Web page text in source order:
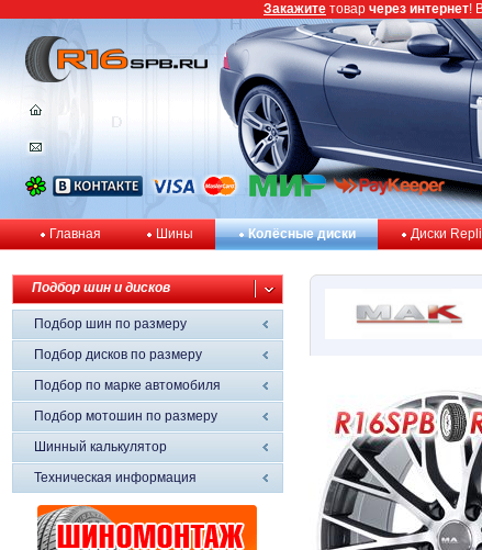
Главная Шины Колёсные диски Диски
Подбор шин и дисков
Подбор шин по размеру
Подбор дисков по размеру
Подбор по марке автомобиля
Подбор мотошин по размеру
Шинный калькулятор
Техническая информация
Закажите товар через интернет!